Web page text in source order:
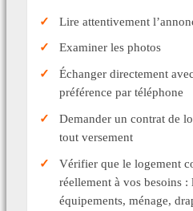
Lire attentivement
Examiner les photos
Échanger directement
préférence par téléphone
Demander un contrat de
tout versement
Vérifier que le logement
réellement à vos besoins :
équipements, ménage,